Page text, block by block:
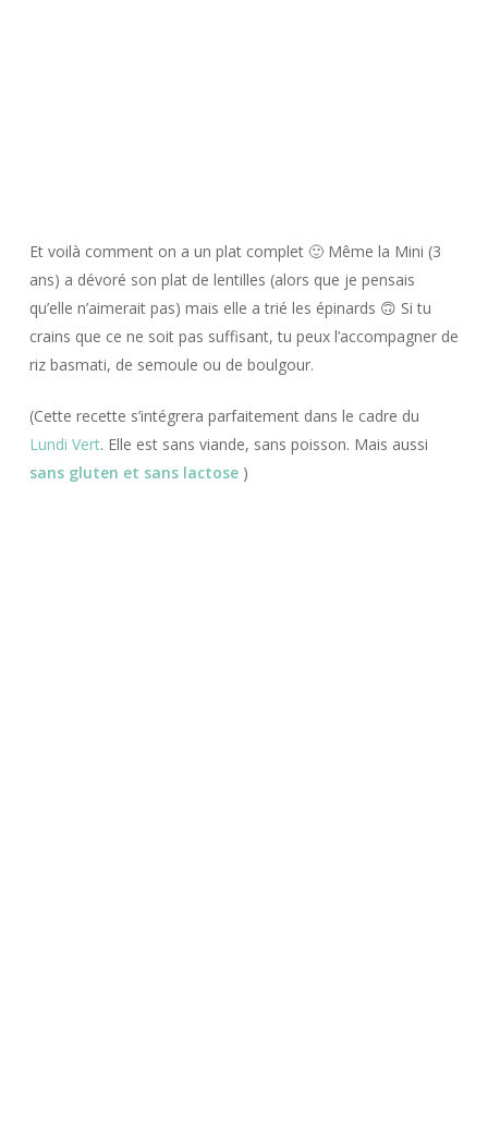
Et voilà comment on a un plat complet 🙂 Même la Mini (3
ans) a dévoré son plat de lentilles (alors que je pensais
qu’elle n’aimerait pas) mais elle a trié les épinards 🙃 Si tu
crains que ce ne soit pas suffisant, tu peux l’accompagner de
riz basmati, de semoule ou de boulgour.
(Cette recette s’intégrera parfaitement dans le cadre du
Lundi Vert. Elle est sans viande, sans poisson. Mais aussi
sans gluten et sans lactose)